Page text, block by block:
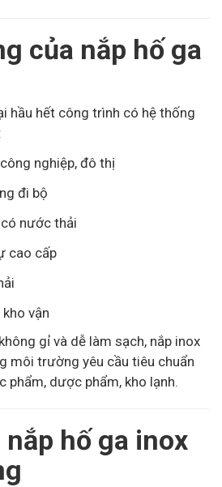
của nắp hố ga
hầu hết công trình có hệ thống
nghiệp, đô thị
đi bộ
nước thải
cao cấp
kho vận
gỉ và dễ làm sạch, nắp inox
môi trường yêu cầu tiêu chuẩn
phẩm, dược phẩm, kho lạnh.
nắp hố ga inox